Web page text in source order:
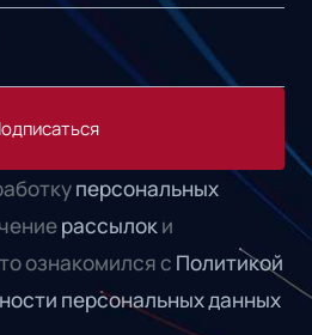
персональных
рассылок и
ознакомился с Политикой
персональных данных